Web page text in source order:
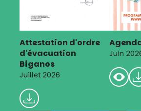
Attestation d'ordre
d'évacuation
Biganos
Juillet 2026
Juin